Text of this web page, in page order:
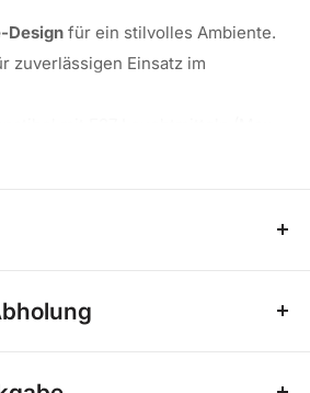
Design für ein stilvolles Ambiente.
zuverlässigen Einsatz im